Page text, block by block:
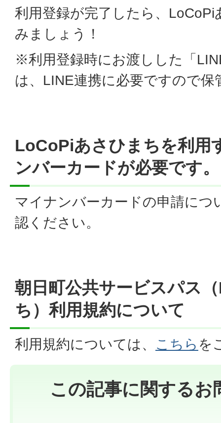
利用登録が完了したら、
みましょう！
※利用登録時にお渡しした「
は、LINE連携に必要ですので保
LoCoPiあさひまちを利用
ンバーカードが必要です。
マイナンバーカードの申請につ
認ください。
朝日町公共サービスパス
ち）利用規約について
利用規約については、 こちら を
この記事に関するお